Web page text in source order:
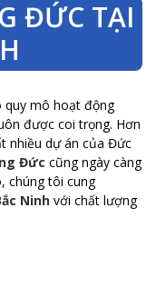
ĐỨC TẠI
quy mô hoạt động
được coi trọng. Hơn
nhiều dự án của Đức
Đức cũng ngày càng
chúng tôi cung
Ninh với chất lượng